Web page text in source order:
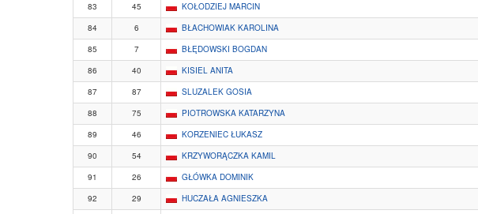
83
45 KOŁODZIEJ MARCIN
84
6 BŁACHOWIAK KAROLINA
85
7 BŁĘDOWSKI BOGDAN
86
40 KISIEL ANITA
87
87 SLUZALEK GOSIA
88
75 PIOTROWSKA KATARZYNA
89
46 KORZENIEC ŁUKASZ
90
54 KRZYWORĄCZKA KAMIL
91
26 GŁÓWKA DOMINIK
92
29 HUCZAŁA AGNIESZKA